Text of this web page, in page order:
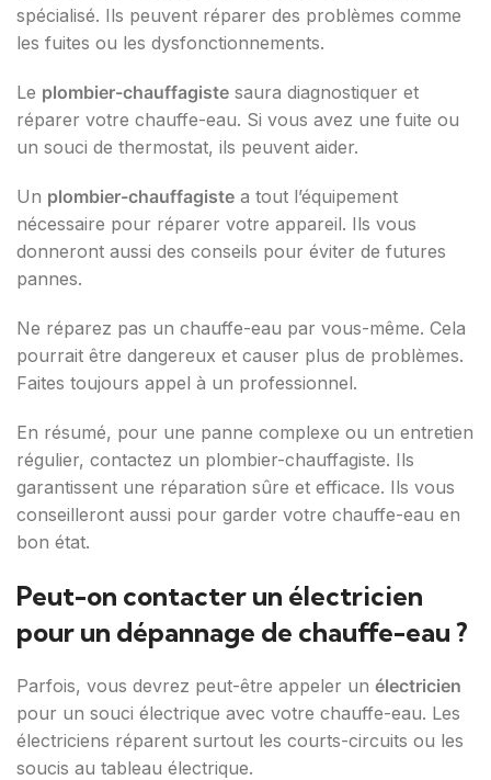
spécialisé. Ils peuvent réparer des problèmes comme
les fuites ou les dysfonctionnements.
Le plombier-chauffagiste saura diagnostiquer et
réparer votre chauffe-eau. Si vous avez une fuite ou
un souci de thermostat, ils peuvent aider.
Un plombier-chauffagiste a tout l’équipement
nécessaire pour réparer votre appareil. Ils vous
donneront aussi des conseils pour éviter de futures
pannes.
Ne réparez pas un chauffe-eau par vous-même. Cela
pourrait être dangereux et causer plus de problèmes.
Faites toujours appel à un professionnel.
En résumé, pour une panne complexe ou un entretien
régulier, contactez un plombier-chauffagiste. Ils
garantissent une réparation sûre et efficace. Ils vous
conseilleront aussi pour garder votre chauffe-eau en
bon état.
Peut-on contacter un électricien
pour un dépannage de chauffe-eau ?
Parfois, vous devrez peut-être appeler un électricien
pour un souci électrique avec votre chauffe-eau. Les
électriciens réparent surtout les courts-circuits ou les
soucis au tableau électrique.